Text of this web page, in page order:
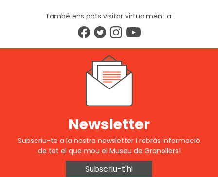
També ens pots visitar virtualment a:
Newsletter
Subscriu-te a la nostra newsletter i rebràs informació
de tot el que mou el Museu de Granollers!
Subscriu-t'hi